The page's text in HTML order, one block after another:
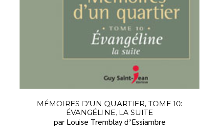
MÉMOIRES D’UN QUARTIER, TOME 10:
ÉVANGÉLINE, LA SUITE
par Louise Tremblay d’Essiambre